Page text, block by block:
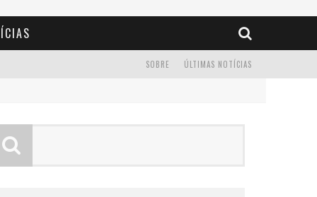
ÚLTIMAS NOTÍCIAS
SOBRE